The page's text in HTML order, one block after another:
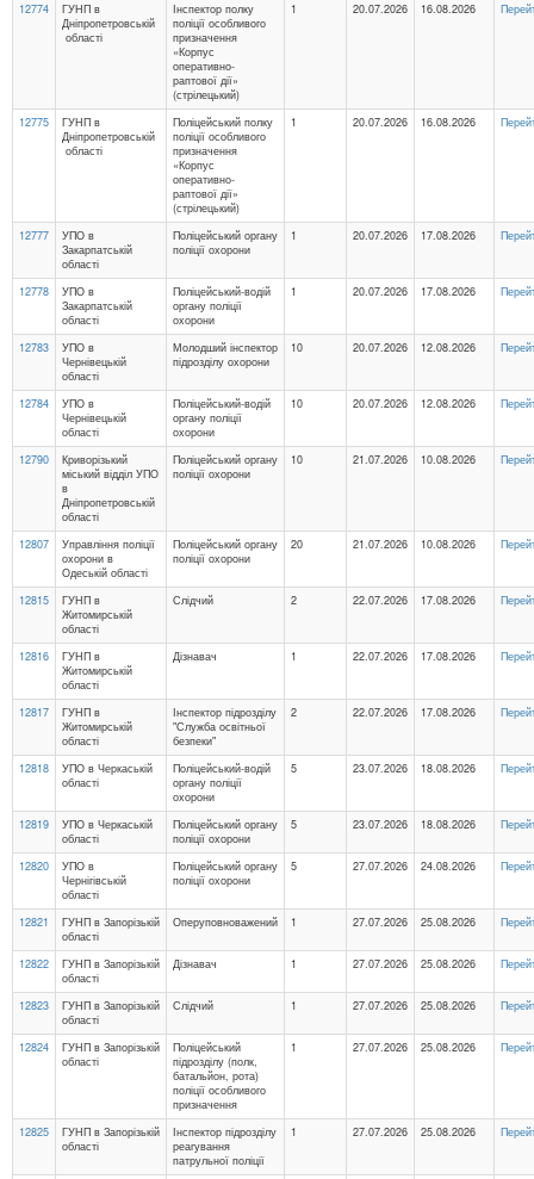
12774
ГУНП в
Дніпропетровській
області
Інспектор полку
поліції особливого
призначення
«Корпус
оперативно-
раптової дії»
(стрілецький)
1 20.07.2026 16.08.2026
12775
ГУНП в
Дніпропетровській
області
Поліцейський полку
поліції особливого
призначення
«Корпус
оперативно-
раптової дії»
(стрілецький)
1 20.07.2026 16.08.2026
12777
УПО в
Закарпатській
області
Поліцейський органу
поліції охорони
1 20.07.2026 17.08.2026
12778
УПО в
Закарпатській
області
Поліцейський-водій
органу поліції
охорони
1 20.07.2026 17.08.2026
12783
УПО в
Чернівецькій
області
Молодший інспектор
підрозділу охорони
10 20.07.2026 12.08.2026
12784
УПО в
Чернівецькій
області
Поліцейський-водій
органу поліції
охорони
10 20.07.2026 12.08.2026
12790
Криворізький
міський відділ УПО
в
Дніпропетровській
області
Поліцейський органу
поліції охорони
10 21.07.2026 10.08.2026
12807
Управління поліції
охорони в
Одеській області
Поліцейський органу
поліції охорони
20 21.07.2026 10.08.2026
12815
ГУНП в
Житомирській
області
Слідчий 2 22.07.2026 17.08.2026
12816
ГУНП в
Житомирській
області
Дізнавач 1 22.07.2026 17.08.2026
12817
ГУНП в
Житомирській
області
Інспектор підрозділу
"Служба освітньої
безпеки"
2 22.07.2026 17.08.2026
12818
УПО в Черкаській
області
Поліцейський-водій
органу поліції
охорони
5 23.07.2026 18.08.2026
12819
УПО в Черкаській
області
Поліцейський органу
поліції охорони
5 23.07.2026 18.08.2026
12820
УПО в
Чернігівській
області
Поліцейський органу
поліції охорони
5 27.07.2026 24.08.2026
12821
ГУНП в Запорізькій
області
Оперуповноважений 1 27.07.2026 25.08.2026
12822
ГУНП в Запорізькій
області
Дізнавач 1 27.07.2026 25.08.2026
12823
ГУНП в Запорізькій
області
Слідчий 1 27.07.2026 25.08.2026
12824
ГУНП в Запорізькій
області
Поліцейський
підрозділу (полк,
батальйон, рота)
поліції особливого
призначення
1 27.07.2026 25.08.2026
12825
ГУНП в Запорізькій
області
Інспектор підрозділу
реагування
патрульної поліції
1 27.07.2026 25.08.2026